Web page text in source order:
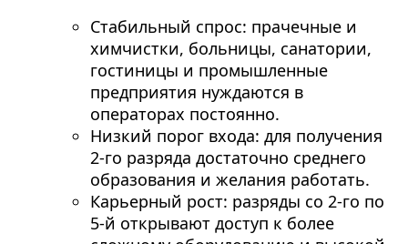
Стабильный спрос: прачечные и
химчистки, больницы, санатории,
гостиницы и промышленные
предприятия нуждаются в
операторах постоянно.
Низкий порог входа: для получения
2-го разряда достаточно среднего
образования и желания работать.
Карьерный рост: разряды со 2-го по
5-й открывают доступ к более